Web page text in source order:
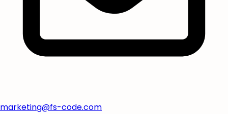
marketing@fs-code.com